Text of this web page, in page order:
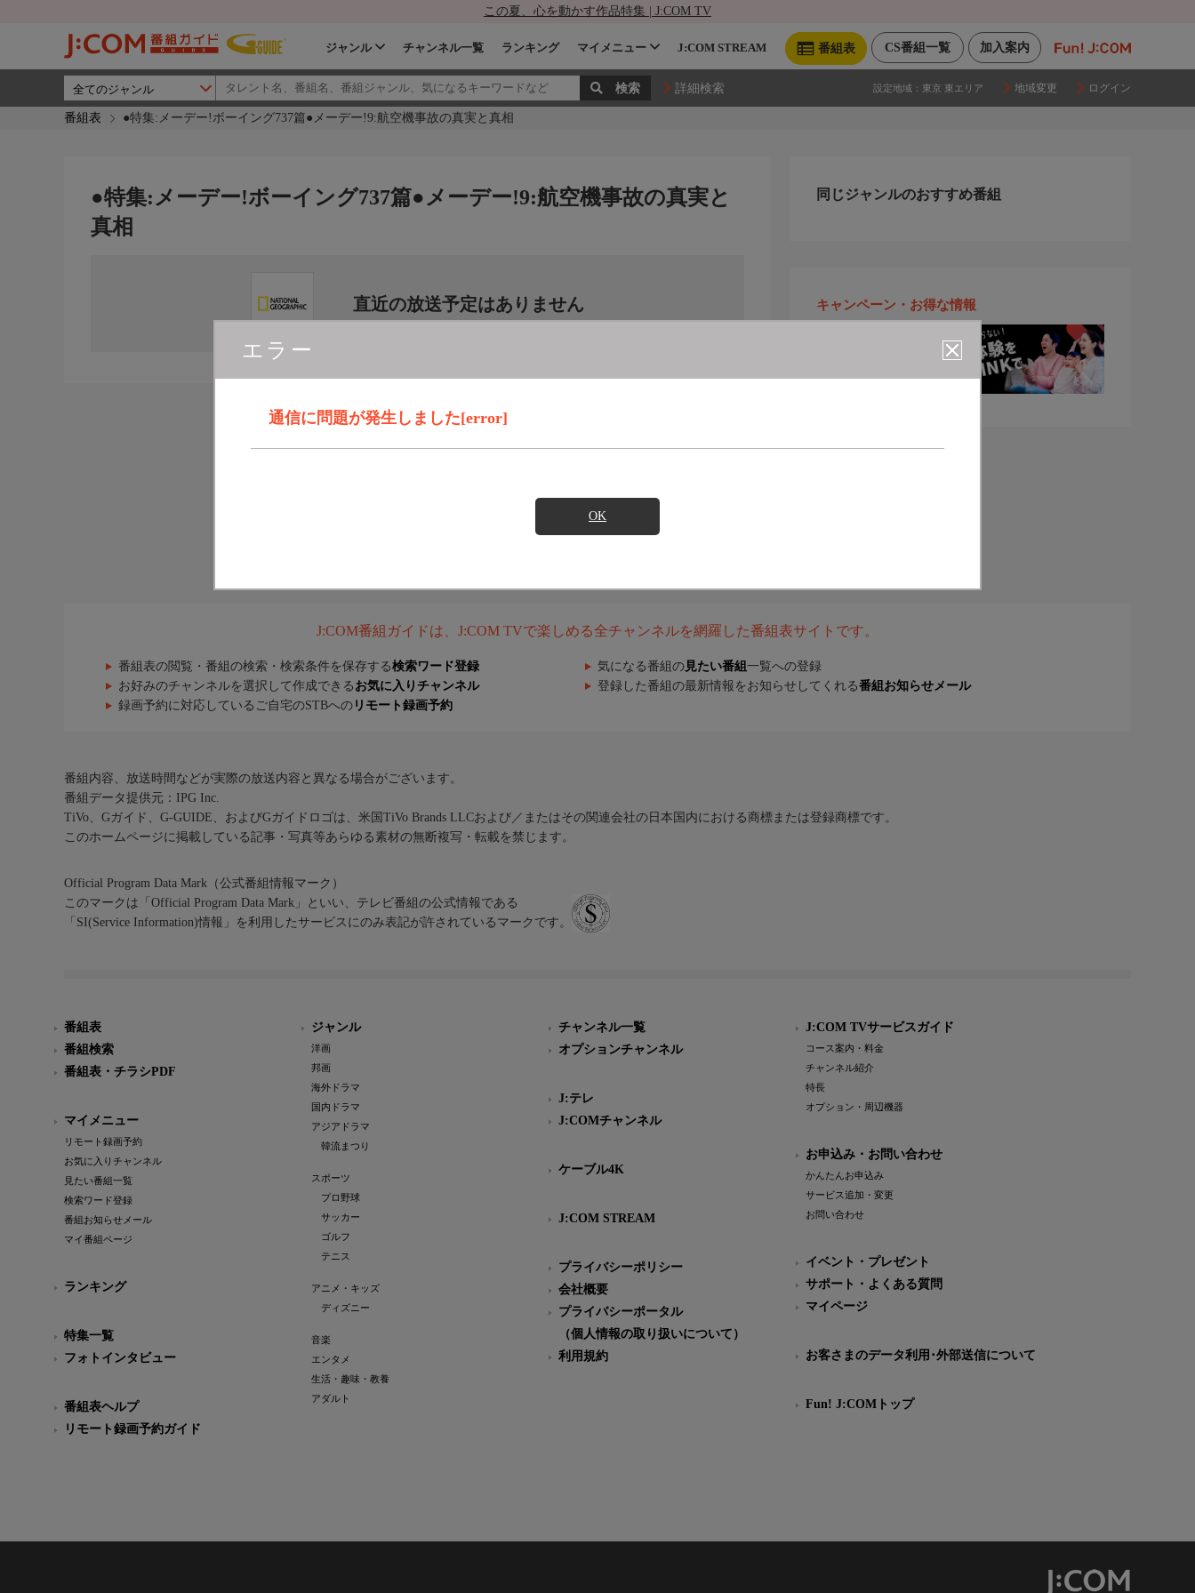
この夏、心を動かす作品特集 | J:COM TV
加入案内
CS番組一覧
番組表
ジャンル チャンネル一覧 ランキング マイメニュー J:COM STREAM
詳細検索 設定地域： 東京 東エリア 地域変更 ログイン
番組表 ●特集:メーデー!ボーイング737篇●メーデー!9:航空機事故の真実と真相
エラー
通信に問題が発生しました[error]
OK
●特集:メーデー!ボーイング737篇●メーデー!9:航空機事故の真実と
真相
直近の放送予定はありません
同じジャンルのおすすめ番組
キャンペーン・お得な情報
J:COM番組ガイドは、J:COM TVで楽しめる全チャンネルを網羅した番組表サイトです。
番組表の閲覧・番組の検索・検索条件を保存する検索ワード登録 気になる番組の 見たい番組 一覧への登録
お好みのチャンネルを選択して作成できる お気に入りチャンネル 登録した番組の最新情報をお知らせしてくれる番組お知らせメール
録画予約に対応しているご自宅のSTBへの リモート録画予約
番組内容、放送時間などが実際の放送内容と異なる場合がございます。
番組データ提供元：IPG Inc.
TiVo、Gガイド、G-GUIDE、およびGガイドロゴは、米国TiVo Brands LLCおよび／またはその関連会社の日本国内における商標または登録商標です。
このホームページに掲載している記事・写真等あらゆる素材の無断複写・転載を禁じます。
Official Program Data Mark（公式番組情報マーク）
このマークは「Official Program Data Mark」といい、テレビ番組の公式情報である
「SI(Service Information)情報」を利用したサービスにのみ表記が許されているマークです。
番組表
番組検索
番組表・チラシPDF
マイメニュー
リモート録画予約
お気に入りチャンネル
見たい番組一覧
検索ワード登録
番組お知らせメール
マイ番組ページ
ランキング
特集一覧
フォトインタビュー
番組表ヘルプ
リモート録画予約ガイド
ジャンル
洋画
邦画
海外ドラマ
国内ドラマ
アジアドラマ
韓流まつり
スポーツ
プロ野球
サッカー
ゴルフ
テニス
アニメ・キッズ
ディズニー
音楽
エンタメ
生活・趣味・教養
アダルト
チャンネル一覧
オプションチャンネル
J:テレ
J:COMチャンネル
ケーブル4K
J:COM STREAM
プライバシーポリシー
会社概要
プライバシーポータル
（個人情報の取り扱いについて）
利用規約
J:COM TVサービスガイド
コース案内・料金
チャンネル紹介
特長
オプション・周辺機器
お申込み・お問い合わせ
かんたんお申込み
サービス追加・変更
お問い合わせ
イベント・プレゼント
サポート・よくある質問
マイページ
お客さまのデータ利用･外部送信について
Fun! J:COMトップ